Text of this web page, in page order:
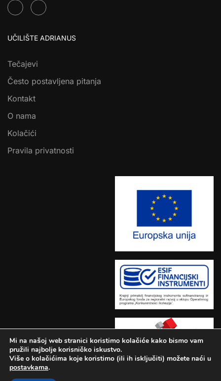
UČILIŠTE ADRIANUS
Tečajevi
Često postavljena pitanja
Kontakt
O nama
Kolačići
Pravila privatnosti
Mi na našoj web stranici koristimo kolačiće kako bismo vam
pružili najbolje korisničko iskustvo.
Više o kolačićima koje koristimo (ili ih isključiti) možete naći u
postavkama.